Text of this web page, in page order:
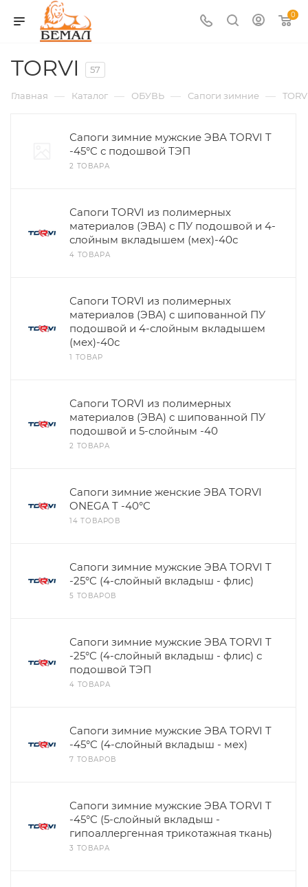
0
TORVI 57
Главная — Каталог — ОБУВЬ — Сапоги зимние —
Сапоги зимние мужские ЭВА TORVI T
-45°C с подошвой ТЭП
2 ТОВАРА
Сапоги TORVI из полимерных
материалов (ЭВА) с ПУ подошвой и 4-
слойным вкладышем (мех)-40с
4 ТОВАРА
Сапоги TORVI из полимерных
материалов (ЭВА) с шипованной ПУ
подошвой и 4-слойным вкладышем
(мех)-40с
1 ТОВАР
Сапоги TORVI из полимерных
материалов (ЭВА) с шипованной ПУ
подошвой и 5-слойным -40
2 ТОВАРА
Сапоги зимние женские ЭВА TORVI
ONEGA T -40°C
14 ТОВАРОВ
Сапоги зимние мужские ЭВА TORVI T
-25°C (4-слойный вкладыш - флис)
5 ТОВАРОВ
Сапоги зимние мужские ЭВА TORVI T
-25°C (4-слойный вкладыш - флис) с
подошвой ТЭП
4 ТОВАРА
Сапоги зимние мужские ЭВА TORVI T
-45°C (4-слойный вкладыш - мех)
7 ТОВАРОВ
Сапоги зимние мужские ЭВА TORVI T
-45°C (5-слойный вкладыш -
гипоаллергенная трикотажная ткань)
3 ТОВАРА